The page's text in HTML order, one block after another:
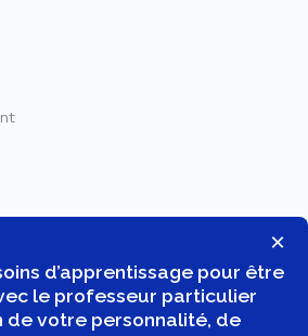
×
d’apprentissage pour être
le professeur particulier
de votre personnalité, de